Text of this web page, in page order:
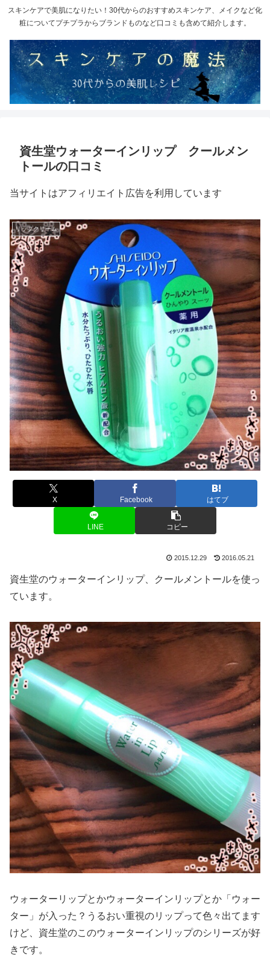
スキンケアで美肌になりたい！30代からのおすすめスキンケア、メイクなど化
粧についてプチプラからブランドものなど口コミも含めて紹介します。
資生堂ウォーターインリップ クールメン
トールの口コミ
当サイトはアフィリエイト広告を利用しています
リップクリーム
X Facebook はてブ
LINE コピー
2015.12.29 2016.05.21
資生堂のウォーターインリップ、クールメントールを使っ
ています。
ウォーターリップとかウォーターインリップとか「ウォー
ター」が入った？うるおい重視のリップって色々出てます
けど、資生堂のこのウォーターインリップのシリーズが好
きです。